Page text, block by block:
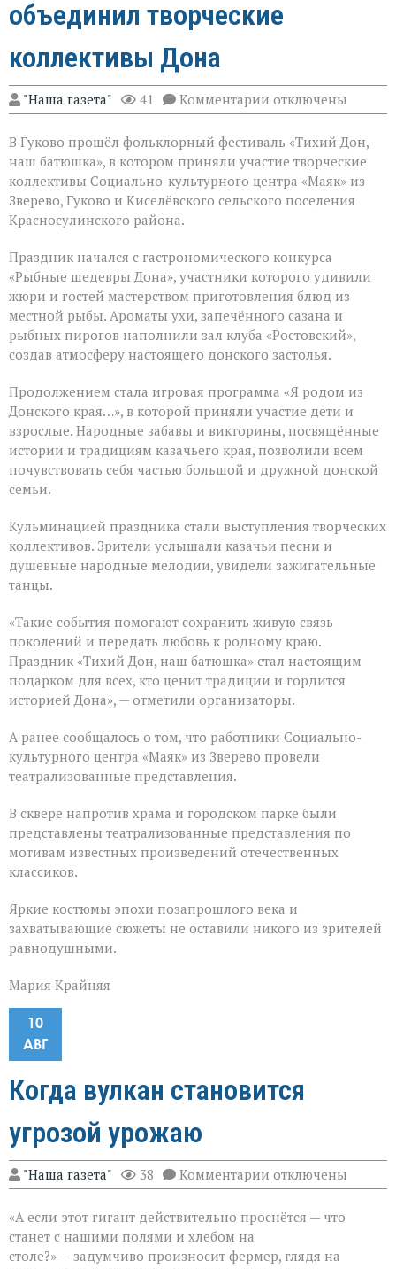
объединил творческие
коллективы Дона
"Наша газета" 41 Комментарии к
записи
фестиваль
объединил
творческие
коллективы
Дона
отключены
В Гуково прошёл фольклорный фестиваль «Тихий Дон,
наш батюшка», в котором приняли участие творческие
коллективы Социально-культурного центра «Маяк» из
Зверево, Гуково и Киселёвского сельского поселения
Красносулинского района.
Праздник начался с гастрономического конкурса
«Рыбные шедевры Дона», участники которого удивили
жюри и гостей мастерством приготовления блюд из
местной рыбы. Ароматы ухи, запечённого сазана и
рыбных пирогов наполнили зал клуба «Ростовский»,
создав атмосферу настоящего донского застолья.
Продолжением стала игровая программа «Я родом из
Донского края…», в которой приняли участие дети и
взрослые. Народные забавы и викторины, посвящённые
истории и традициям казачьего края, позволили всем
почувствовать себя частью большой и дружной донской
семьи.
Кульминацией праздника стали выступления творческих
коллективов. Зрители услышали казачьи песни и
душевные народные мелодии, увидели зажигательные
танцы.
«Такие события помогают сохранить живую связь
поколений и передать любовь к родному краю.
Праздник «Тихий Дон, наш батюшка» стал настоящим
подарком для всех, кто ценит традиции и гордится
историей Дона», — отметили организаторы.
А ранее сообщалось о том, что работники Социально-
культурного центра «Маяк» из Зверево провели
театрализованные представления.
В сквере напротив храма и городском парке были
представлены театрализованные представления по
мотивам известных произведений отечественных
классиков.
Яркие костюмы эпохи позапрошлого века и
захватывающие сюжеты не оставили никого из зрителей
равнодушными.
Мария Крайняя
10
АВГ
Когда вулкан становится
угрозой урожаю
"Наша газета" 38 Комментарии к
записи
вулкан
урожаю
отключены
«А если этот гигант действительно проснётся — что
станет с нашими полями и хлебом на
столе?» — задумчиво произносит фермер, глядя на